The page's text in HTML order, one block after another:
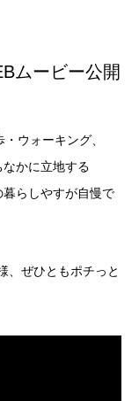
ムービー公開
ウォーキング、
かに立地する
らしやすが自慢で
、ぜひともポチっと